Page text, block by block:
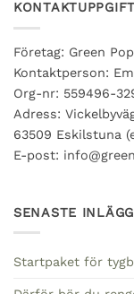
Företag: Green
Kontaktperson:
Org-nr: 559496-
Adress:
63509 Eskilstuna
E-post:
SENASTE
Startpaket för